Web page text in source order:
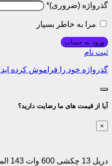
گذرواژه *
مرا به خاطر بسپار
ورود به حساب
ثبت نام
گذرواژه خود را فراموش کرده
آیا از قیمت های ما رضایت دارید؟
×
دریل 13 چکشی 600 وات 143 المکس